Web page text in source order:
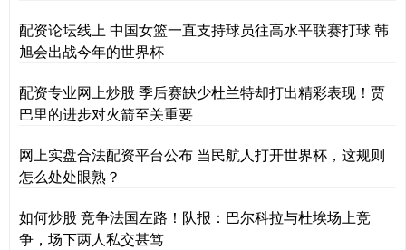
配资论坛线上 中国女篮一直支持球员往高水平联赛打球 韩
旭会出战今年的世界杯
配资专业网上炒股 季后赛缺少杜兰特却打出精彩表现！贾
巴里的进步对火箭至关重要
网上实盘合法配资平台公布 当民航人打开世界杯，这规则
怎么处处眼熟？
如何炒股 竞争法国左路！队报：巴尔科拉与杜埃场上竞
争，场下两人私交甚笃